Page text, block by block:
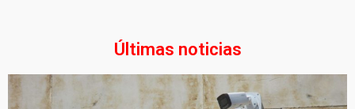
Últimas noticias